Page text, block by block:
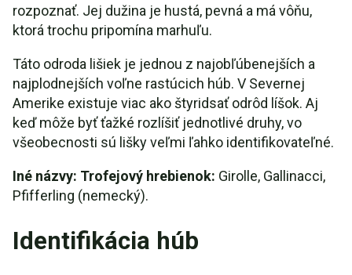
rozpoznať. Jej dužina je hustá, pevná a má vôňu,
ktorá trochu pripomína marhuľu.
Táto odroda lišiek je jednou z najobľúbenejších a
najplodnejších voľne rastúcich húb. V Severnej
Amerike existuje viac ako štyridsať odrôd líšok. Aj
keď môže byť ťažké rozlíšiť jednotlivé druhy, vo
všeobecnosti sú lišky veľmi ľahko identifikovateľné.
Iné názvy: Trofejový hrebienok: Girolle, Gallinacci,
Pfifferling (nemecký).
Identifikácia húb